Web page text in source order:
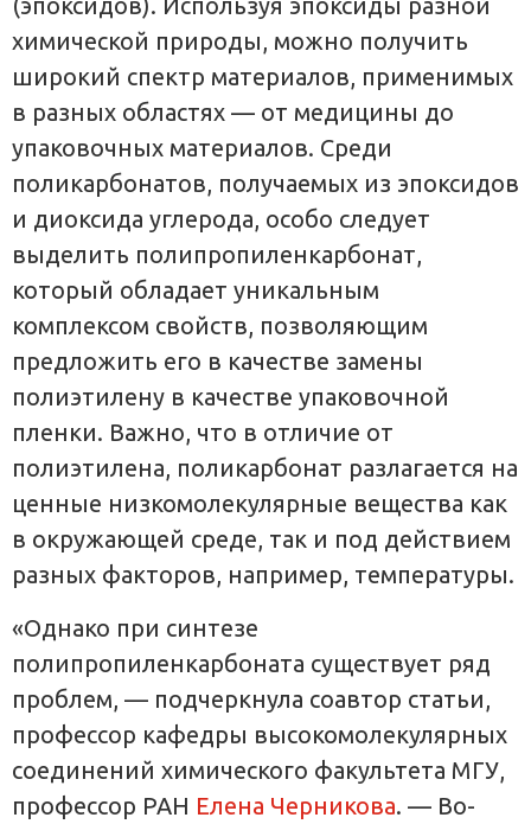
(эпоксидов). Используя эпоксиды разной
химической природы, можно получить
широкий спектр материалов, применимых
в разных областях — от медицины до
упаковочных материалов. Среди
поликарбонатов, получаемых из эпоксидов
и диоксида углерода, особо следует
выделить полипропиленкарбонат,
который обладает уникальным
комплексом свойств, позволяющим
предложить его в качестве замены
полиэтилену в качестве упаковочной
пленки. Важно, что в отличие от
полиэтилена, поликарбонат разлагается на
ценные низкомолекулярные вещества как
в окружающей среде, так и под действием
разных факторов, например, температуры.
«Однако при синтезе
полипропиленкарбоната существует ряд
проблем, — подчеркнула соавтор статьи,
профессор кафедры высокомолекулярных
соединений химического факультета МГУ,
профессор РАН Елена Черникова. — Во-